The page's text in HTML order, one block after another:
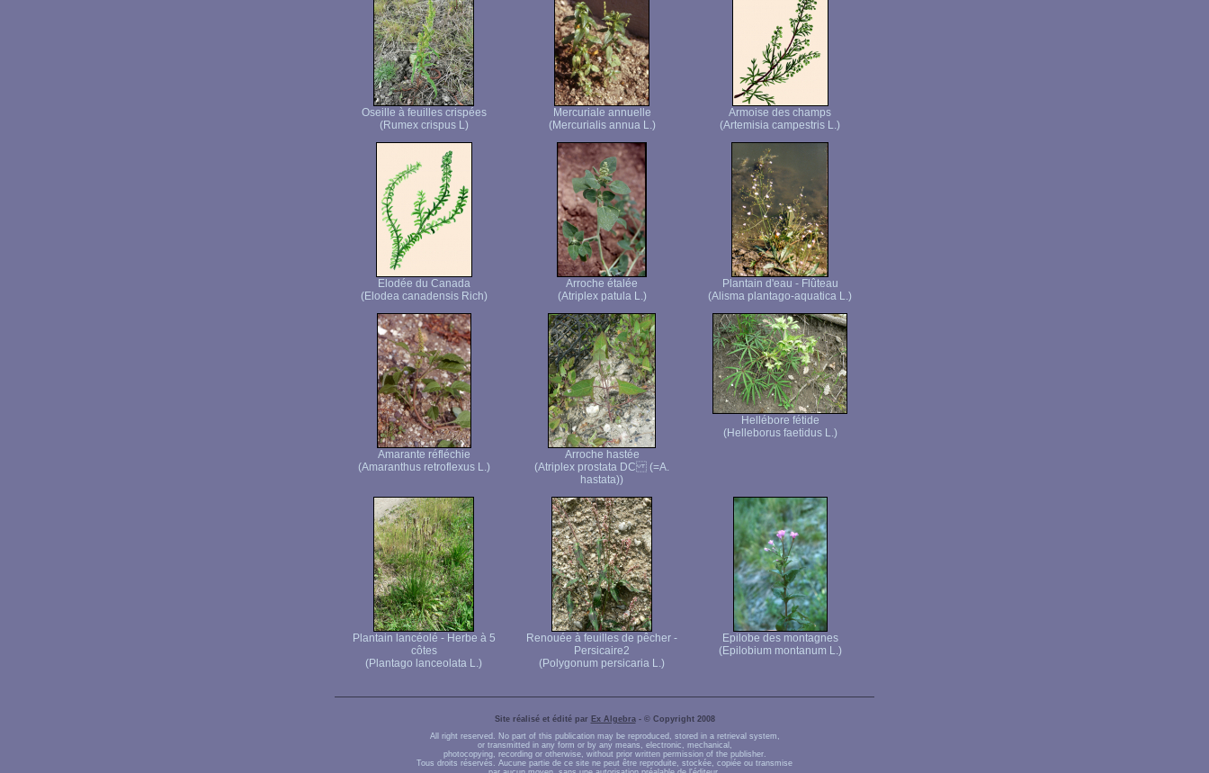
Oseille à feuilles crispées
(Rumex crispus L)
Mercuriale annuelle
(Mercurialis annua L.)
Armoise des champs
(Artemisia campestris L.)
Elodée du Canada
(Elodea canadensis Rich)
Arroche étalée
(Atriplex patula L.)
Plantain d'eau - Flûteau
(Alisma plantago-aquatica L.)
Amarante réfléchie
(Amaranthus retroflexus L.)
Arroche hastée
(Atriplex prostata DC (=A.
hastata))
Hellébore fétide
(Helleborus faetidus L.)
Plantain lancéolé - Herbe à 5
côtes
(Plantago lanceolata L.)
Renouée à feuilles de pêcher -
Persicaire2
(Polygonum persicaria L.)
Epilobe des montagnes
(Epilobium montanum L.)
Site réalisé et édité par Ex Algebra- © Copyright 2008
All right reserved. No part of this publication may be reproduced, stored in a retrieval system,
or transmitted in any form or by any means, electronic, mechanical,
photocopying, recording or otherwise, without prior written permission of the publisher.
Tous droits réservés. Aucune partie de ce site ne peut être reproduite, stockée, copiée ou transmise